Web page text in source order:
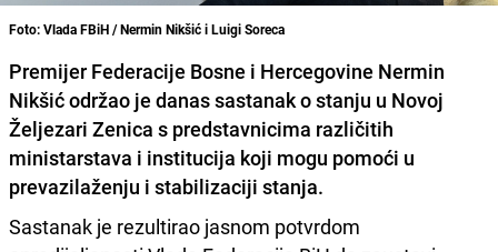
Foto: Vlada FBiH / Nermin Nikšić i Luigi Soreca
Premijer Federacije Bosne i Hercegovine Nermin
Nikšić održao je danas sastanak o stanju u Novoj
Željezari Zenica s predstavnicima različitih
ministarstava i institucija koji mogu pomoći u
prevazilaženju i stabilizaciji stanja.
Sastanak je rezultirao jasnom potvrdom